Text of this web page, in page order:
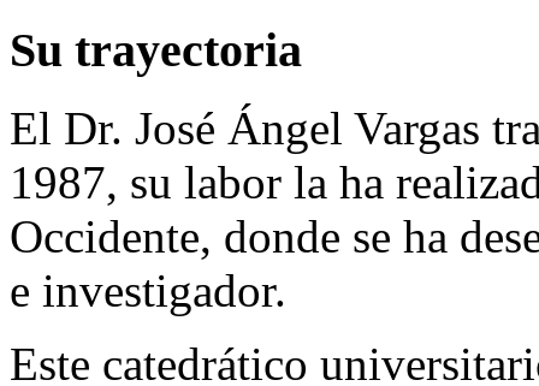
Su trayectoria
El Dr. José Ángel Vargas
1987, su labor la ha
Occidente, donde se ha
e investigador.
Este catedrático